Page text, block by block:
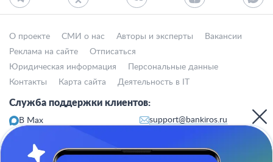
О проекте СМИ о нас Авторы и эксперты
Вакансии
Реклама на сайте
Отписаться
Юридическая информация
Персональные данные
Контакты
Карта сайта Деятельность в IT
Служба поддержки клиентов:
В Max
support@bankiros.ru
Пн-пт с 10:00 до 17:00